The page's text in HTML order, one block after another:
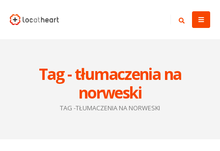
Tag - tłumaczenia na
norweski
TAG -TŁUMACZENIA NA NORWESKI